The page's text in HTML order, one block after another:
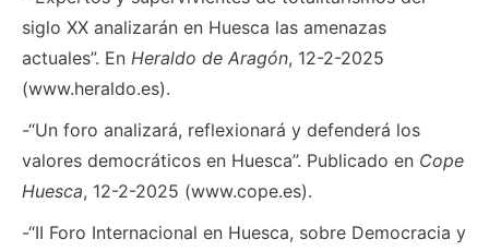
siglo XX analizarán en Huesca las amenazas
actuales”. En Heraldo de Aragón, 12-2-2025
(www.heraldo.es).
-“Un foro analizará, reflexionará y defenderá los
valores democráticos en Huesca”. Publicado en Cope
Huesca, 12-2-2025 (www.cope.es).
-“II Foro Internacional en Huesca, sobre Democracia y